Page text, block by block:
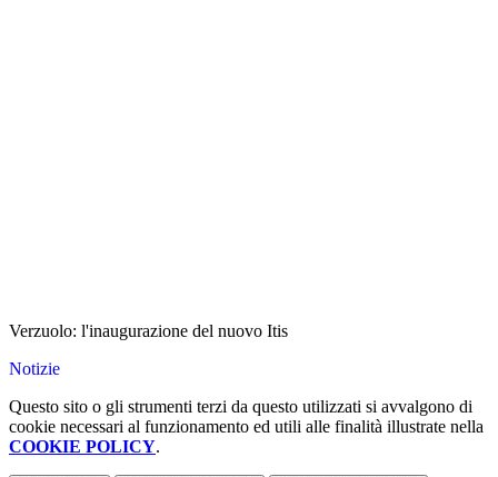
Verzuolo: l'inaugurazione del nuovo Itis
Notizie
Questo sito o gli strumenti terzi da questo utilizzati si avvalgono di
cookie necessari al funzionamento ed utili alle finalità illustrate nella
COOKIE POLICY.